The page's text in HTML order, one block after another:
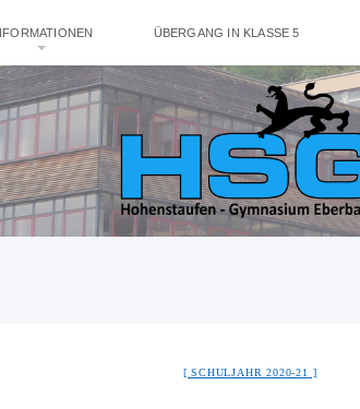
ÜBERGANG IN KLASSE 5
SCHULJAHR 2020-21